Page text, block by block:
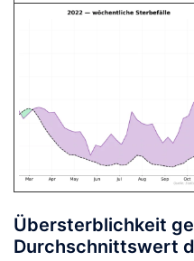
Übersterblichkeit
Durchschnittswert